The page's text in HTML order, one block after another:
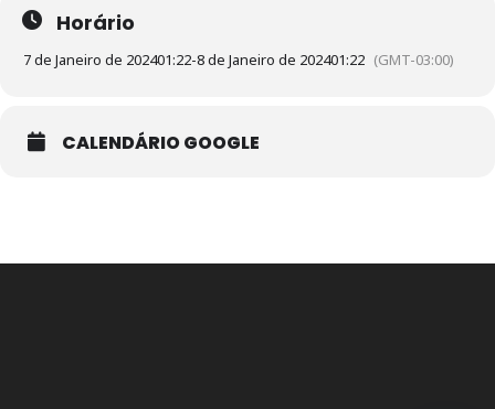
Horário
7 de Janeiro de 202401:22-8 de Janeiro de 202401:22 (GMT-03:00)
CALENDÁRIO GOOGLE